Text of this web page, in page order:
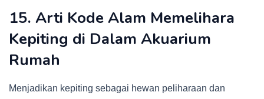
15. Arti Kode Alam Memelihara
Kepiting di Dalam Akuarium
Rumah
Menjadikan kepiting sebagai hewan peliharaan dan